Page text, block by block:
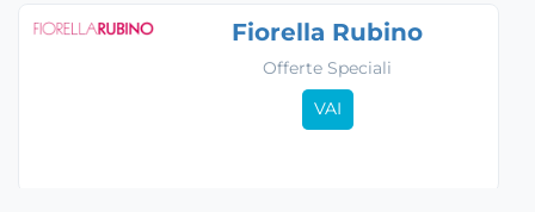
Fiorella Rubino
Offerte Speciali
VAI